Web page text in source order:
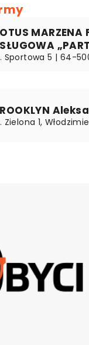
MARZENA
Sportowa 5 | 64-
Zielona 1,